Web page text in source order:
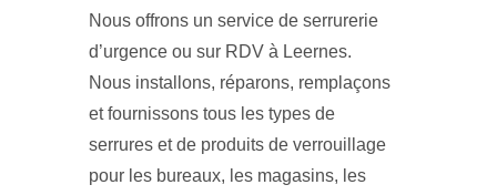
Nous offrons un service de serrurerie
d’urgence ou sur RDV à Leernes.
Nous installons, réparons, remplaçons
et fournissons tous les types de
serrures et de produits de verrouillage
pour les bureaux, les magasins, les